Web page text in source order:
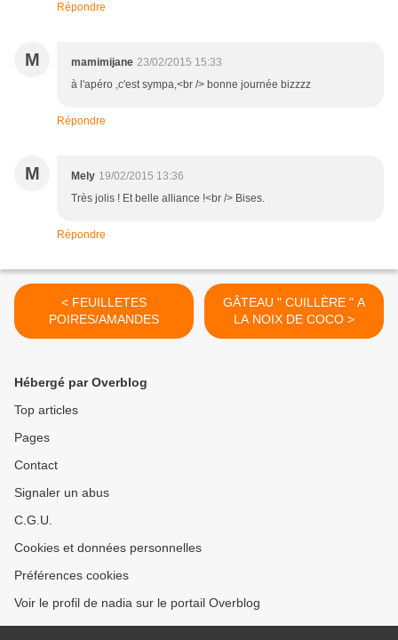
Répondre
M mamimijane 23/02/2015 15:33
à l'apéro ,c'est sympa,<br /> bonne journée bizzzz
Répondre
M Mely 19/02/2015 13:36
Très jolis ! Et belle alliance !<br /> Bises.
Répondre
< FEUILLETES
POIRES/AMANDES
GÂTEAU " CUILLÈRE " A
LA NOIX DE COCO >
Hébergé par Overblog
Top articles
Pages
Contact
Signaler un abus
C.G.U.
Cookies et données personnelles
Préférences cookies
Voir le profil de nadia sur le portail Overblog